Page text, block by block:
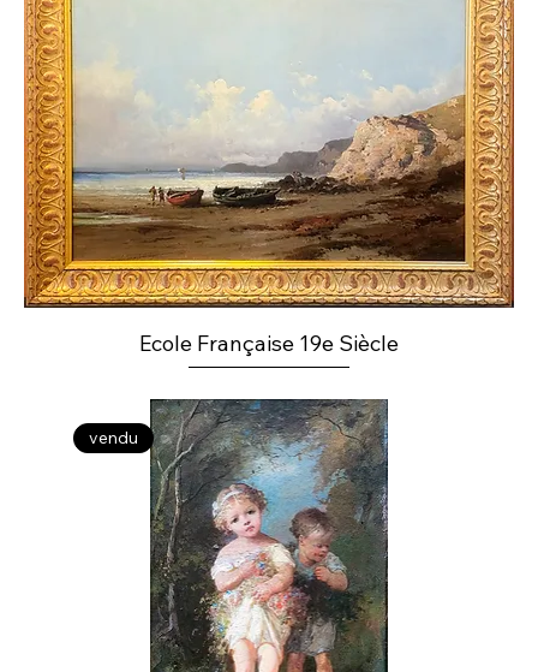
Ecole Française 19e Siècle
vendu